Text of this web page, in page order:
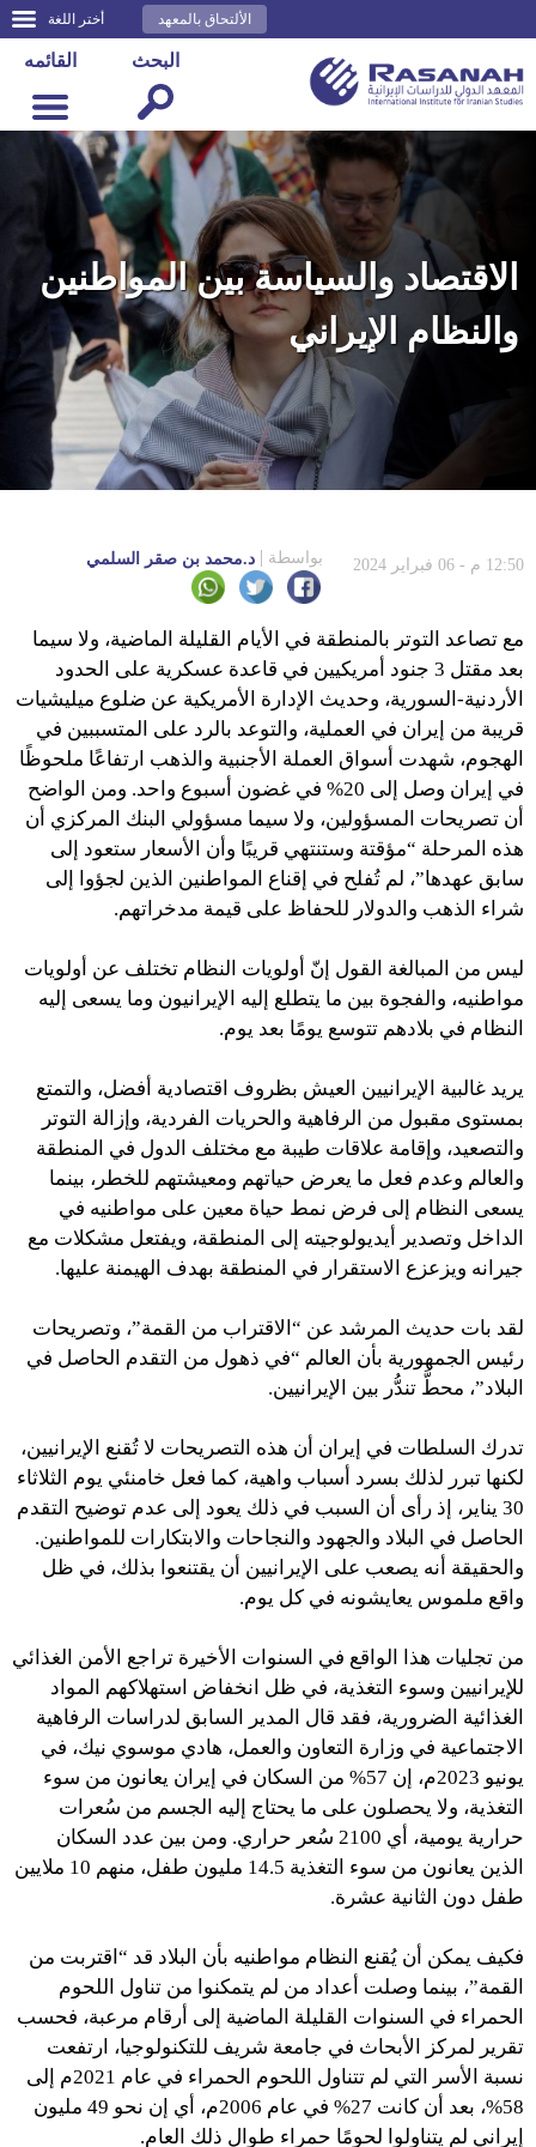
أختر اللغة الألتحاق بالمعهد
القائمه البحث
الاقتصاد والسياسة بين المواطنين
والنظام الإيراني
12:50 م - 06 فبراير 2024 بواسطة د.محمد بن صقر السلمي
مع تصاعد التوتر بالمنطقة في الأيام القليلة الماضية، ولا سيما
بعد مقتل 3 جنود أمريكيين في قاعدة عسكرية على الحدود
الأردنية-السورية، وحديث الإدارة الأمريكية عن ضلوع ميليشيات
قريبة من إيران في العملية، والتوعد بالرد على المتسببين في
الهجوم، شهدت أسواق العملة الأجنبية والذهب ارتفاعًا ملحوظًا
في إيران وصل إلى 20% في غضون أسبوع واحد. ومن الواضح
أن تصريحات المسؤولين، ولا سيما مسؤولي البنك المركزي أن
هذه المرحلة “مؤقتة وستنتهي قريبًا وأن الأسعار ستعود إلى
سابق عهدها”، لم تُفلح في إقناع المواطنين الذين لجؤوا إلى
شراء الذهب والدولار للحفاظ على قيمة مدخراتهم.
ليس من المبالغة القول إنّ أولويات النظام تختلف عن أولويات
مواطنيه، والفجوة بين ما يتطلع إليه الإيرانيون وما يسعى إليه
النظام في بلادهم تتوسع يومًا بعد يوم.
يريد غالبية الإيرانيين العيش بظروف اقتصادية أفضل، والتمتع
بمستوى مقبول من الرفاهية والحريات الفردية، وإزالة التوتر
والتصعيد، وإقامة علاقات طيبة مع مختلف الدول في المنطقة
والعالم وعدم فعل ما يعرض حياتهم ومعيشتهم للخطر، بينما
يسعى النظام إلى فرض نمط حياة معين على مواطنيه في
الداخل وتصدير أيديولوجيته إلى المنطقة، ويفتعل مشكلات مع
جيرانه ويزعزع الاستقرار في المنطقة بهدف الهيمنة عليها.
لقد بات حديث المرشد عن “الاقتراب من القمة”، وتصريحات
رئيس الجمهورية بأن العالم “في ذهول من التقدم الحاصل في
البلاد”، محطَّ تندُّر بين الإيرانيين.
تدرك السلطات في إيران أن هذه التصريحات لا تُقنع الإيرانيين،
لكنها تبرر لذلك بسرد أسباب واهية، كما فعل خامنئي يوم الثلاثاء
30 يناير، إذ رأى أن السبب في ذلك يعود إلى عدم توضيح التقدم
الحاصل في البلاد والجهود والنجاحات والابتكارات للمواطنين.
والحقيقة أنه يصعب على الإيرانيين أن يقتنعوا بذلك، في ظل
واقع ملموس يعايشونه في كل يوم.
من تجليات هذا الواقع في السنوات الأخيرة تراجع الأمن الغذائي
للإيرانيين وسوء التغذية، في ظل انخفاض استهلاكهم المواد
الغذائية الضرورية، فقد قال المدير السابق لدراسات الرفاهية
الاجتماعية في وزارة التعاون والعمل، هادي موسوي نيك، في
يونيو 2023م، إن 57% من السكان في إيران يعانون من سوء
التغذية، ولا يحصلون على ما يحتاج إليه الجسم من سُعرات
حرارية يومية، أي 2100 سُعر حراري. ومن بين عدد السكان
الذين يعانون من سوء التغذية 14.5 مليون طفل، منهم 10 ملايين
طفل دون الثانية عشرة.
فكيف يمكن أن يُقنع النظام مواطنيه بأن البلاد قد “اقتربت من
القمة”، بينما وصلت أعداد من لم يتمكنوا من تناول اللحوم
الحمراء في السنوات القليلة الماضية إلى أرقام مرعبة، فحسب
تقرير لمركز الأبحاث في جامعة شريف للتكنولوجيا، ارتفعت
نسبة الأسر التي لم تتناول اللحوم الحمراء في عام 2021م إلى
58%، بعد أن كانت 27% في عام 2006م، أي إن نحو 49 مليون
إيراني لم يتناولوا لحومًا حمراء طوال ذلك العام.